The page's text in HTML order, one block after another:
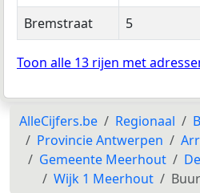
Bremstraat
5
Toon alle 13 rijen met
AlleCijfers.be Regionaal
Provincie Antwerpen
Gemeente Meerhout
Wijk 1 Meerhout